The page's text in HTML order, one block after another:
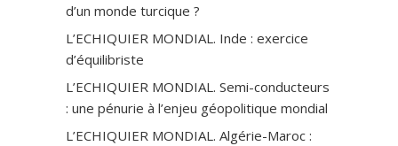
d’un monde turcique ?
L’ECHIQUIER MONDIAL. Inde : exercice
d’équilibriste
L’ECHIQUIER MONDIAL. Semi-conducteurs
: une pénurie à l’enjeu géopolitique mondial
L’ECHIQUIER MONDIAL. Algérie-Maroc :